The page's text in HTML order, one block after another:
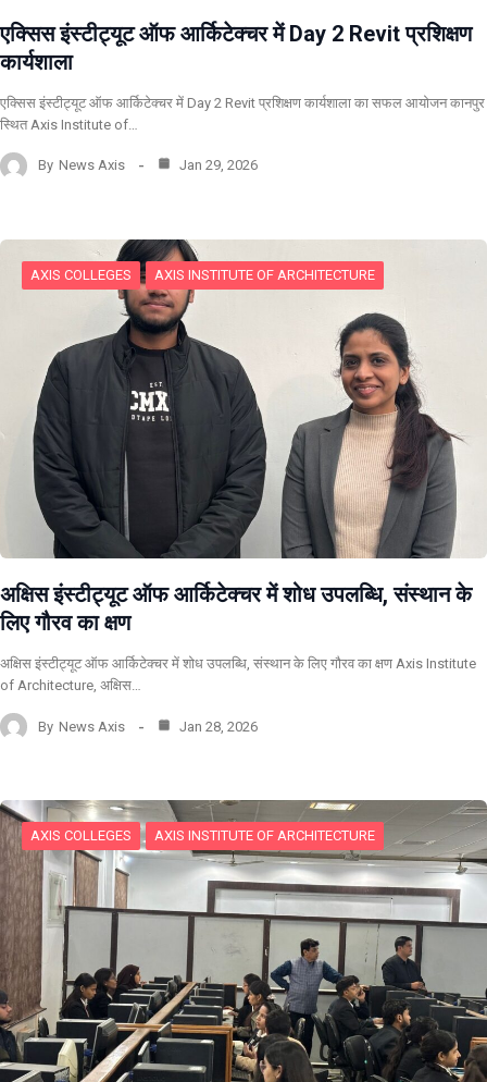
एक्सिस इंस्टीट्यूट ऑफ आर्किटेक्चर में Day 2 Revit प्रशिक्षण
कार्यशाला
एक्सिस इंस्टीट्यूट ऑफ आर्किटेक्चर में Day 2 Revit प्रशिक्षण कार्यशाला का सफल आयोजन कानपुर
स्थित Axis Institute of…
By News Axis Jan 29, 2026
AXIS COLLEGES AXIS INSTITUTE OF ARCHITECTURE
अक्षिस इंस्टीट्यूट ऑफ आर्किटेक्चर में शोध उपलब्धि, संस्थान के
लिए गौरव का क्षण
अक्षिस इंस्टीट्यूट ऑफ आर्किटेक्चर में शोध उपलब्धि, संस्थान के लिए गौरव का क्षण Axis Institute
of Architecture, अक्षिस…
By News Axis Jan 28, 2026
AXIS COLLEGES AXIS INSTITUTE OF ARCHITECTURE